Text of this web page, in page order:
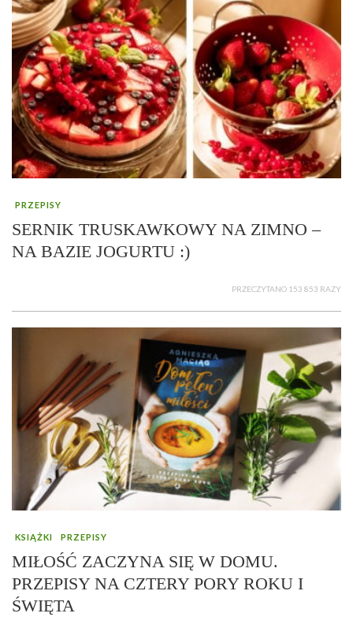
PRZEPISY
SERNIK TRUSKAWKOWY NA ZIMNO –
NA BAZIE JOGURTU :)
PRZECZYTANO 153 853 RAZY
KSIĄŻKI PRZEPISY
MIŁOŚĆ ZACZYNA SIĘ W DOMU.
PRZEPISY NA CZTERY PORY ROKU I
ŚWIĘTA